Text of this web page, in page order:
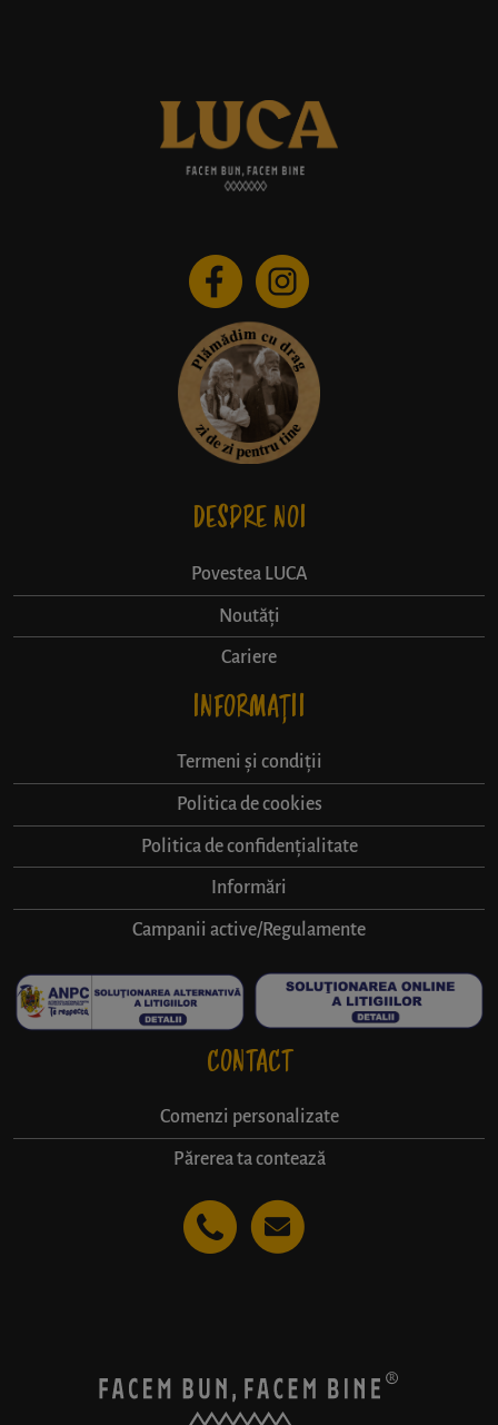
DESPRE NOI
Povestea LUCA
Noutăți
Cariere
INFORMAȚII
Termeni și condiții
Politica de cookies
Politica de confidențialitate
Informări
Campanii active/Regulamente
CONTACT
Comenzi personalizate
Părerea ta contează